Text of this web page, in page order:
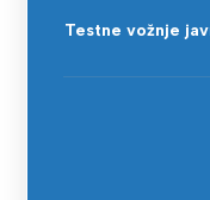
Testne vožnje